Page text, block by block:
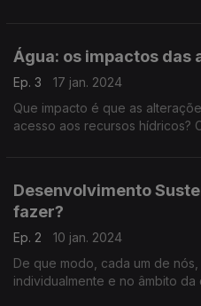
Água: os impactos
Ep. 3
17 jan. 2024
Que impacto é que as
acesso aos recursos hídricos?
Desenvolvimento
fazer?
Ep. 2
10 jan. 2024
De que modo, cada um de
individualmente e no âmbito da